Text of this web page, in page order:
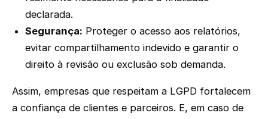
declarada.
Segurança: Proteger o acesso aos relatórios,
evitar compartilhamento indevido e garantir o
direito à revisão ou exclusão sob demanda.
Assim, empresas que respeitam a LGPD fortalecem
a confiança de clientes e parceiros. E, em caso de